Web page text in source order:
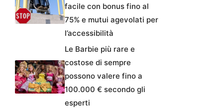
facile con bonus fino al
75% e mutui agevolati per
l’accessibilità
Le Barbie più rare e
costose di sempre
possono valere fino a
100.000 € secondo gli
esperti